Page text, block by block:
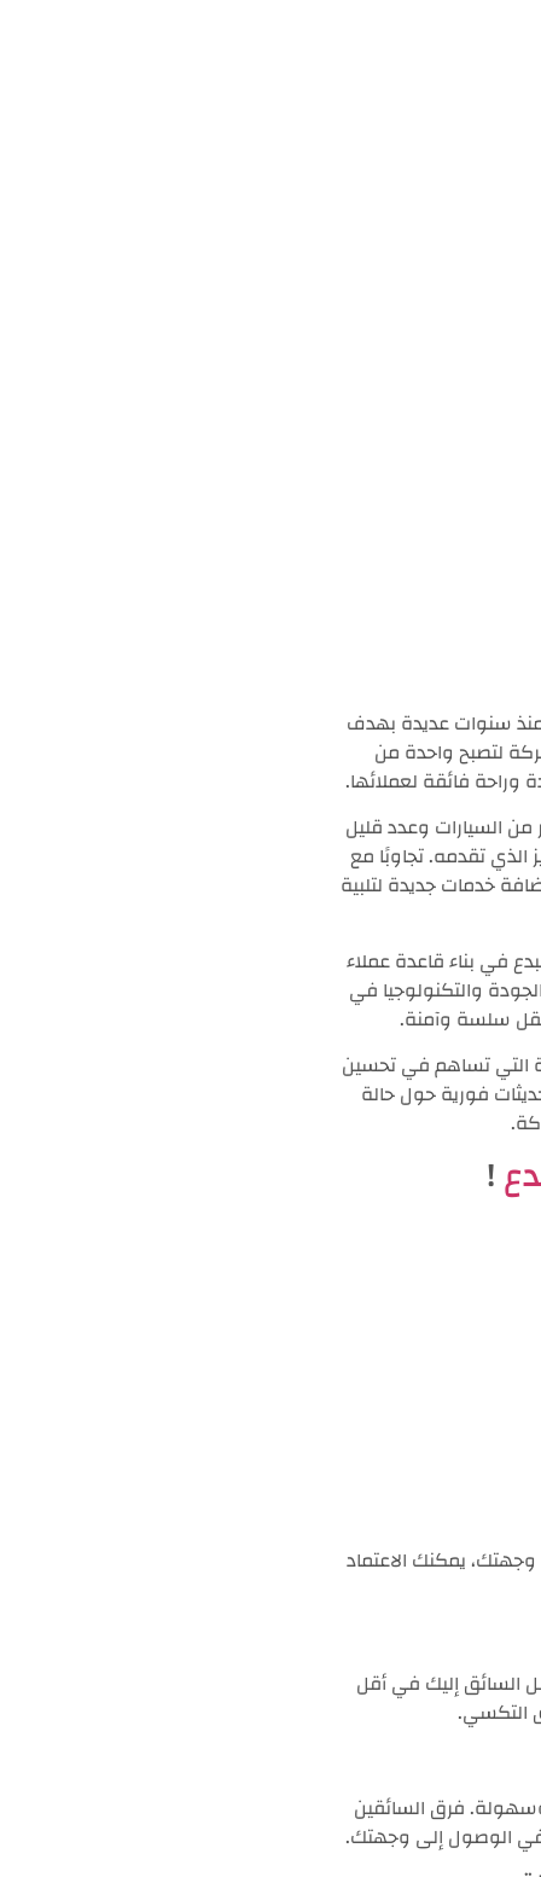
سنوات عديدة بهدف
لتصبح واحدة من
وراحة فائقة لعملائها.
السيارات وعدد قليل
تقدمه. تجاوبًا مع
خدمات جديدة لتلبية
في بناء قاعدة عملاء
والتكنولوجيا في
نقل سلسة وآمنة.
التي تساهم في تحسين
فورية حول حالة
!
يمكنك الاعتماد
السائق إليك في أقل
التكسي.
فرق السائقين
في الوصول إلى وجهتك.